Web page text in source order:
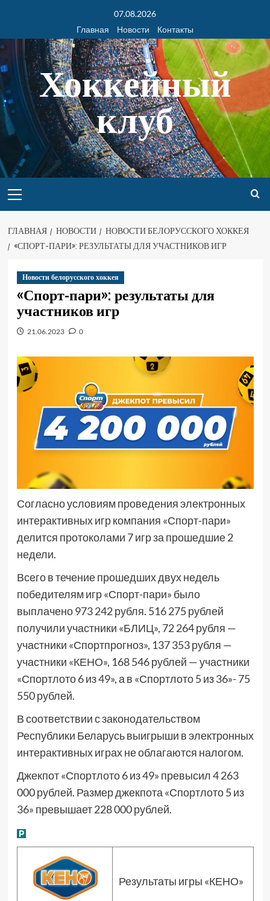
07.08.2026
Главная
Новости Контакты
Хоккейный
клуб
ГЛАВНАЯ НОВОСТИ
НОВОСТИ БЕЛОРУССКОГО ХОККЕЯ
«СПОРТ-ПАРИ»: РЕЗУЛЬТАТЫ ДЛЯ УЧАСТНИКОВ ИГР
Новости белорусского хоккея
«Спорт-пари»: результаты для
участников игр
21.06.2023 0
Согласно условиям проведения электронных
интерактивных игр компания «Спорт-пари»
делится протоколами 7 игр за прошедшие 2
недели.
Всего в течение прошедших двух недель
победителям игр «Спорт-пари» было
выплачено 973 242 рубля. 516 275 рублей
получили участники «БЛИЦ», 72 264 рубля —
участники «Спортпрогноз», 137 353 рубля —
участники «КЕНО», 168 546 рублей — участники
«Спортлото 6 из 49», а в «Спортлото 5 из 36»- 75
550 рублей.
В соответствии с законодательством
Республики Беларусь выигрыши в электронных
интерактивных играх не облагаются налогом.
Джекпот «Спортлото 6 из 49» превысил 4 263
000 рублей. Размер джекпота «Спортлото 5 из
36» превышает 228 000 рублей.
Результаты игры «КЕНО»